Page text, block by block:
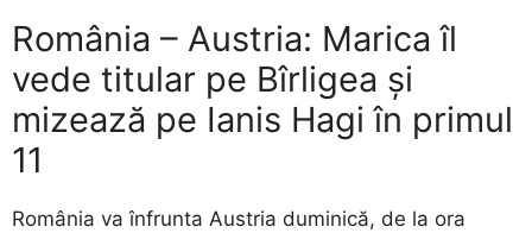
România – Austria: Marica îl
vede titular pe Bîrligea și
mizează pe Ianis Hagi în primul
11
România va înfrunta Austria duminică, de la ora